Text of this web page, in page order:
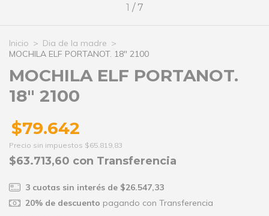
1 / 7
Inicio > Dia de la madre >
MOCHILA ELF PORTANOT. 18" 2100
MOCHILA ELF PORTANOT.
18" 2100
$79.642
Precio sin impuestos $65.819,83
$63.713,60 con Transferencia
3 cuotas sin interés de $26.547,33
20% de descuento pagando con Transferencia